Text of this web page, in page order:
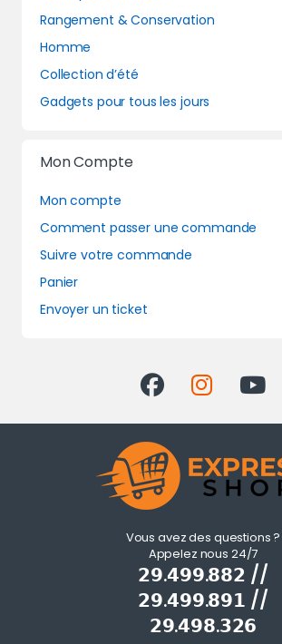
Rangement & Conservation
Homme
Collection d’été
Gadgets pour tous les jours
Mon Compte
Mon compte
Comment passer une commande
Suivre votre commande
Panier
Envoyer un ticket
Vous avez des questions ?
Appelez nous 24/7
𝟮𝟵.𝟰𝟵𝟵.𝟴𝟴𝟮 //
𝟮𝟵.𝟰𝟵𝟵.𝟴𝟵𝟭 //
𝟮𝟵.𝟰𝟵𝟴.𝟯𝟮𝟲